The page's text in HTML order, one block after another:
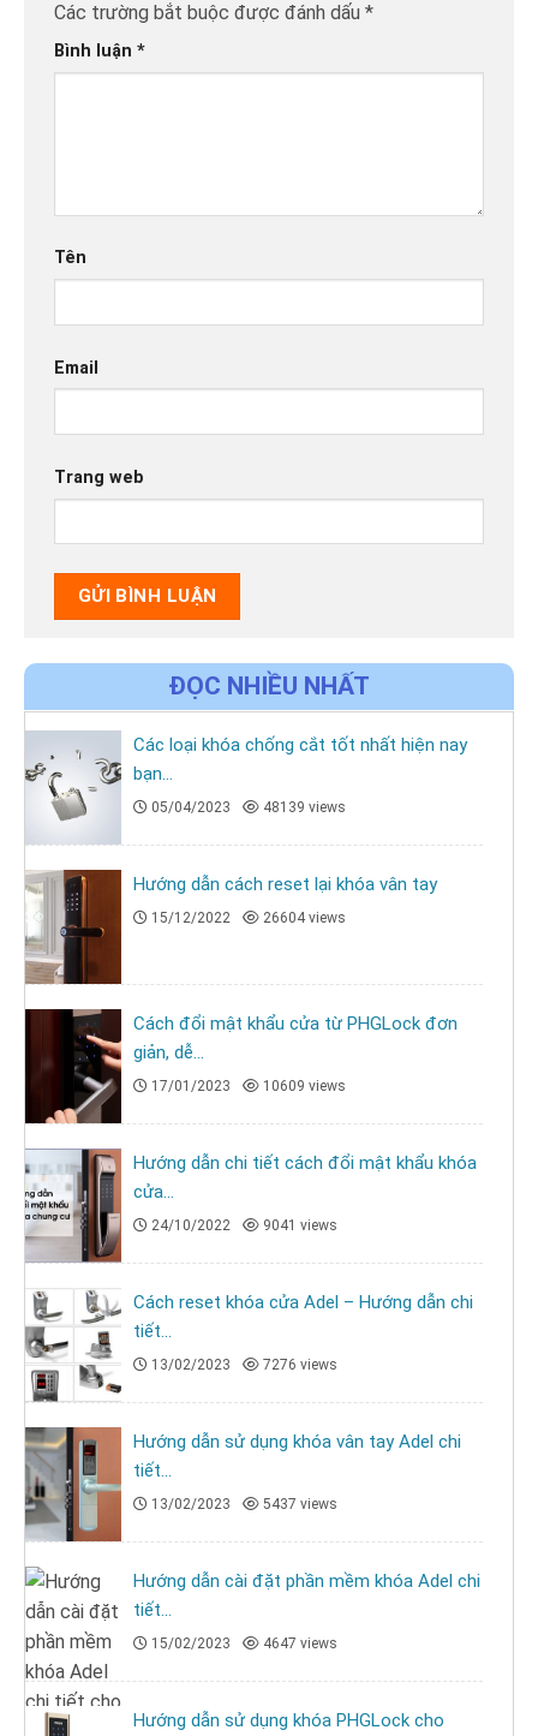
Các trường bắt buộc được đánh dấu *
Bình luận *
Tên
Email
Trang web
ĐỌC NHIỀU NHẤT
Các loại khóa chống cắt tốt nhất hiện nay
bạn...
05/04/2023 48139 views
Hướng dẫn cách reset lại khóa vân tay
15/12/2022 26604 views
Cách đổi mật khẩu cửa từ PHGLock đơn
giản, dễ...
17/01/2023 10609 views
Hướng dẫn chi tiết cách đổi mật khẩu khóa
cửa...
24/10/2022 9041 views
Cách reset khóa cửa Adel – Hướng dẫn chi
tiết...
13/02/2023 7276 views
Hướng dẫn sử dụng khóa vân tay Adel chi
tiết...
13/02/2023 5437 views
Hướng dẫn cài đặt phần mềm khóa Adel chi
tiết...
15/02/2023 4647 views
Hướng dẫn sử dụng khóa PHGLock cho